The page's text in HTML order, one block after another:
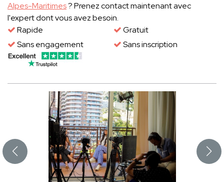
Alpes-Maritimes? Prenez contact maintenant avec
l'expert dont vous avez besoin.
Rapide
Gratuit
Sans engagement
Sans inscription